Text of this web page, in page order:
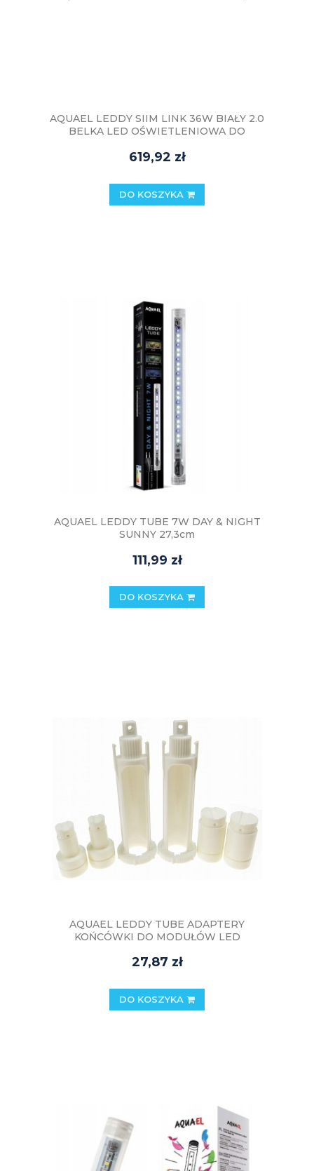
AQUAEL LEDDY SIIM LINK 36W BIAŁY 2.0
BELKA LED OŚWIETLENIOWA DO
619,92 zł
DO KOSZYKA
AQUAEL LEDDY TUBE 7W DAY & NIGHT
SUNNY 27,3cm
111,99 zł
DO KOSZYKA
AQUAEL LEDDY TUBE ADAPTERY
KOŃCÓWKI DO MODUŁÓW LED
27,87 zł
DO KOSZYKA